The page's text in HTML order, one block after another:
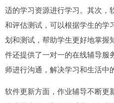
适的学习资源进行学习。其次，
和评估测试，可以根据学生的学
划和测试，帮助学生更好地掌握
件还提供了一对一的在线辅导服
师进行沟通，解决学习和生活中
软件更新方面，作业辅导不断更